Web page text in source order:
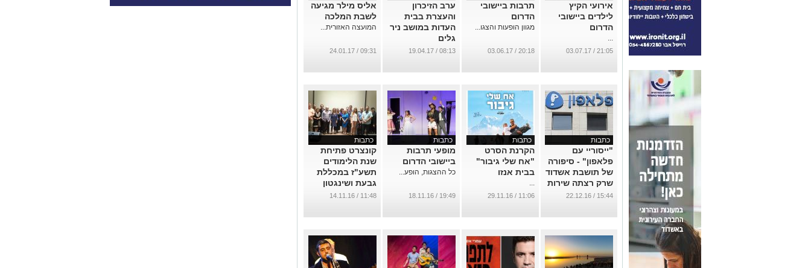
אירועי הקיץ
לילדים ביישובי
הדרום
...
21:05 / 03.07.17
תרבות ביישובי
הדרום
מגוון הופעות והצגו...
20:18 / 03.06.17
ערב הזיכרון
והעצרת בבית
העדות במושב ניר
גלים
...
08:13 / 19.04.17
אליס מילר מגיעה
לשבת המלכה
המועצה האזורית...
09:31 / 24.01.17
כתבות
"ייסוריי עם
פלאפון" - סיפורה
של תושבת אשדוד
שרק רצתה שירות
הולם
15:44 / 22.12.16
כתבות
הקרנת הסרט
"אח שלי גיבור"
בבית אנזו
...
11:06 / 29.11.16
כתבות
מופעי תרבות
ביישובי הדרום
כל ההצגות, הופע...
19:49 / 18.11.16
כתבות
קונצרט פתיחת
שנת הלימודים
תשע"ז במכללת
גבעת ושינגטון
...
11:48 / 14.11.16